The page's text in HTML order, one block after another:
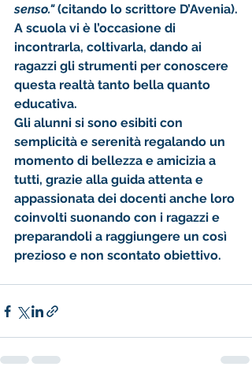
senso." (citando lo scrittore D’Avenia).
A scuola vi è l’occasione di
incontrarla, coltivarla, dando ai
ragazzi gli strumenti per conoscere
questa realtà tanto bella quanto
educativa.
Gli alunni si sono esibiti con
semplicità e serenità regalando un
momento di bellezza e amicizia a
tutti, grazie alla guida attenta e
appassionata dei docenti anche loro
coinvolti suonando con i ragazzi e
preparandoli a raggiungere un così
prezioso e non scontato obiettivo.